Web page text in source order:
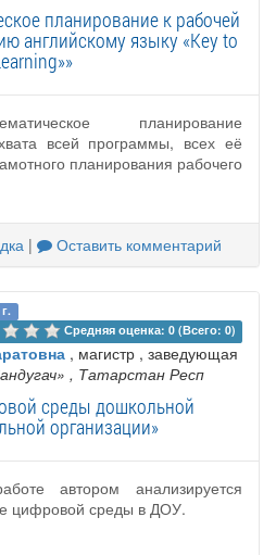
планирование к рабочей
английскому языку «Key to
планирование
всей программы, всех её
планирования рабочего
| Оставить комментарий
Средняя оценка: 0 (Всего: 0)
, магистр , заведующая
, Татарстан Респ
среды дошкольной
организации»
автором анализируется
цифровой среды в ДОУ.